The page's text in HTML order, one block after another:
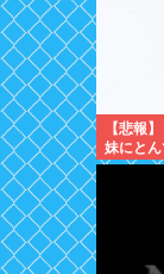
【悲報
妹にと